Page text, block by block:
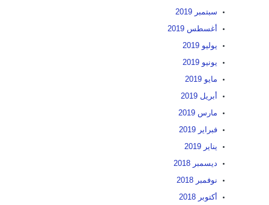
سبتمبر 2019
أغسطس 2019
يوليو 2019
يونيو 2019
مايو 2019
أبريل 2019
مارس 2019
فبراير 2019
يناير 2019
ديسمبر 2018
نوفمبر 2018
أكتوبر 2018